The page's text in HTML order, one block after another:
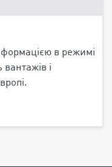
в режимі
вантажів і